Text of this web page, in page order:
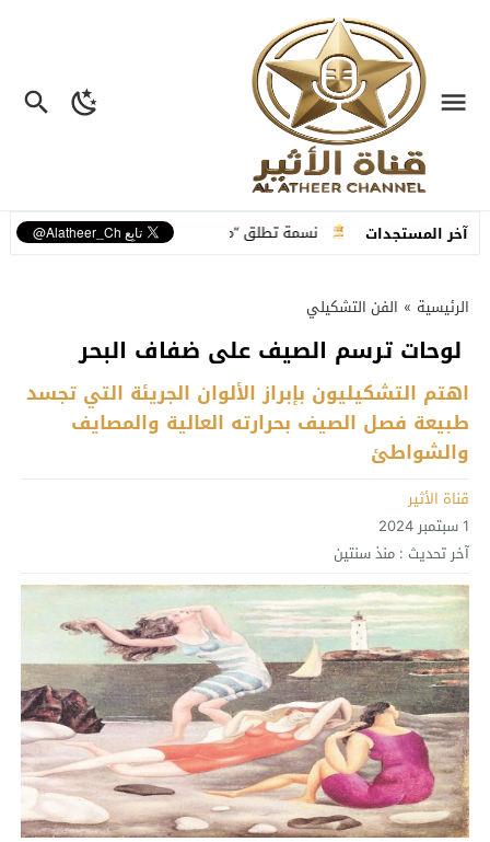
آخر المستجدات
نسمة تطلق “ما عم بنساك”.. أغنية مصوّرة تحوّل وجع الفراق إلى
الرئيسية » الفن التشكيلي
لوحات ترسم الصيف على ضفاف البحر
اهتم التشكيليون بإبراز الألوان الجريئة التي تجسد
طبيعة فصل الصيف بحرارته العالية والمصايف
والشواطئ
قناة الأثير
1 سبتمبر 2024
آخر تحديث : منذ سنتين